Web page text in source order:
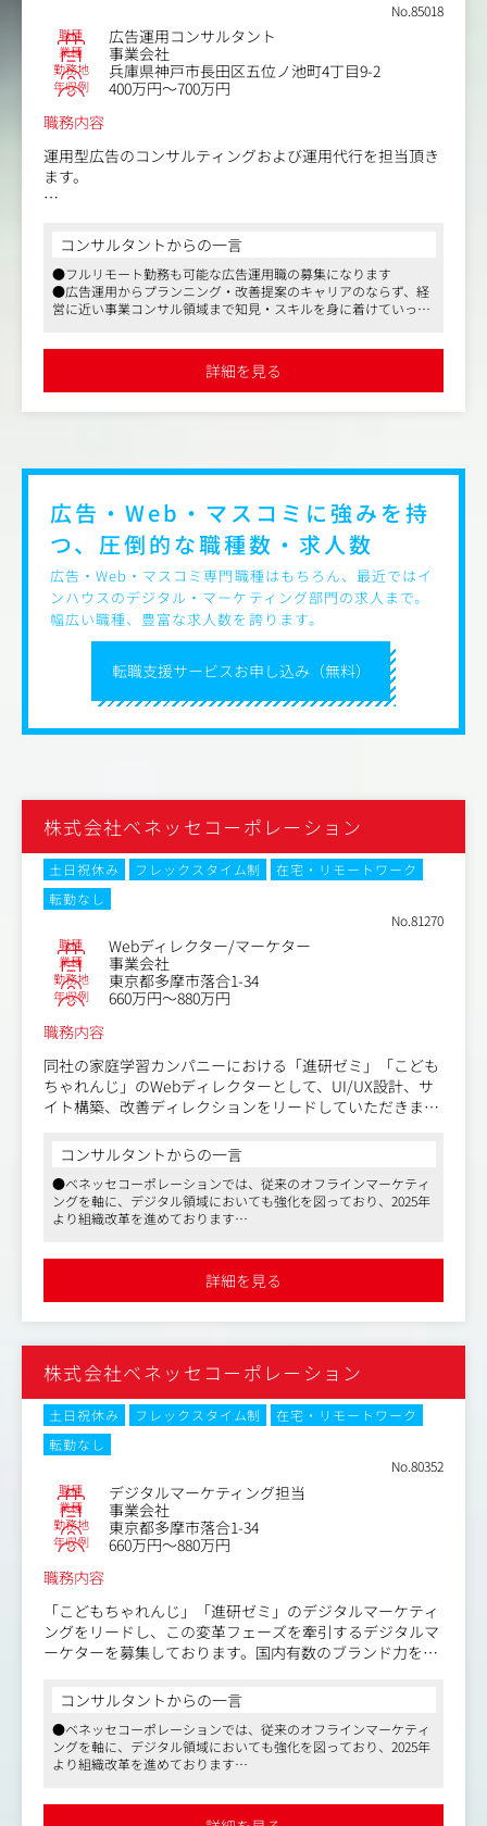
でき、キャリアの大きなステップアップも期待できます
No.85018
職種 広告運用コンサルタント
業種 事業会社
勤務地 兵庫県神戸市長田区五位ノ池町4丁目9-2
年収例
400万円～700万円
職務内容
運用型広告のコンサルティングおよび運用代行を担当頂き
ます。
て、改善を積み上げる業務。ひとりの担当者が提案から運
用・改善まで一気通貫で担当いただきます。
＜具体的には＞
・日々の数値チェック、データ分析(CPA、配信状況などの
・仮説立案とチューニング(A/Bテスト、入札単価調整、配
信ターゲットの絞り込み等)
・媒体知識・新ツール(生成AI含む)のキャッチアップと社
コンサルタントからの一言
●フルリモート勤務も可能な広告運用職の募集になります
●広告運用からプランニング・改善提案のキャリアのならず、経
営に近い事業コンサル領域まで知見・スキルを身に着けていって
規模のデジタルマーケティング会社と比較して給与レンジが高め
詳細を見る
転職支援サービスお申し込み（無料）
広告・Web・マスコミに強みを持
つ、圧倒的な職種数・求人数
広告・Web・マスコミ専門職種はもちろん、最近ではイ
ンハウスのデジタル・マーケティング部門の求人まで。
幅広い職種、豊富な求人数を誇ります。
株式会社ベネッセコーポレーション
土日祝休み フレックスタイム制
在宅・リモートワーク
転勤なし
No.81270
職種 Webディレクター/マーケター
業種 事業会社
勤務地 東京都多摩市落合1-34
年収例
660万円～880万円
職務内容
同社の家庭学習カンパニーにおける「進研ゼミ」「こども
ちゃれんじ」のWebディレクターとして、UI/UX設計、サ
イト構築、改善ディレクションをリードしていただきま
単に要件通りに制作するのではなく、マーケティング戦略
に基づいて「どのような顧客体験を設計すれば、子供たち
の意欲や保護者の信頼につながるか」を企画段階から参画
し、エンジニアやデザイナーと共に形にしていくポジショ
国内有数のブランド力を背景に、従来の延長線上ではな
く、社内リソースを最大限活用しながらも、従来の枠にと
＜具体的には＞
・Webサイト戦略策定とその実行
・UI/UX設計
・Web制作会社とのコミュニケーション、ディレクション
・データ分析及び改善施策立案～実行
＜本ポジションのミッション＞
・Webサイトを通じた顧客体験（UX）の実現と、事業成長
への貢献
善プロセス）の設計と標準化
・PDCAサイクルの高速化とコンバージョン率の最大化（L
PO/EFOなど）の実現
・事業横断的なデジタル組織変革の推進
進研ゼミ小学講座：https://sho.benesse.co.jp/
こどもちゃれんじ：https://shimajiro.benesse.ne.jp/
＜採用背景＞
技術が当たり前となり、異業種からの参入も加速。子ども
コンサルタントからの一言
●ベネッセコーポレーションでは、従来のオフラインマーケティ
ングを軸に、デジタル領域においても強化を図っており、2025年
より組織改革を進めております
験を設計すれば、子供たちの意欲や保護者の信頼につながるか」
を企画段階から参画し、エンジニアやデザイナーと共に形にして
いきます
●リモートワークやフレックスタイム制などを活用して、仕事と
詳細を見る
株式会社ベネッセコーポレーション
土日祝休み フレックスタイム制
在宅・リモートワーク
転勤なし
No.80352
職種 デジタルマーケティング担当
業種 事業会社
勤務地 東京都多摩市落合1-34
年収例
660万円～880万円
職務内容
「こどもちゃれんじ」「進研ゼミ」のデジタルマーケティ
ングをリードし、この変革フェーズを牽引するデジタルマ
ーケターを募集しております。国内有数のブランド力を背
用しながらも、従来の枠にとらわれず、大胆かつ柔軟に戦
略を再設計していただきます。
＜具体的には＞
・「こどもちゃれんじ」「進研ゼミ」のデジタルマーケテ
・データドリブンなデジタルマーケティング施策の企画・
コンサルタントからの一言
●ベネッセコーポレーションでは、従来のオフラインマーケティ
ングを軸に、デジタル領域においても強化を図っており、2025年
より組織改革を進めております
ゆくゆくはデジタルの他にもマスやオフラインにも関わることも